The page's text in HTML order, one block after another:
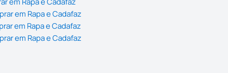
em Rapa e Cadafaz
em Rapa e Cadafaz
em Rapa e Cadafaz